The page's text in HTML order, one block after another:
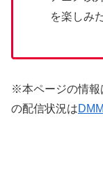
を楽しみ
※本ページの情報
の配信状況は